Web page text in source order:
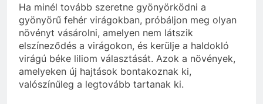
Ha minél tovább szeretne gyönyörködni a
gyönyörű fehér virágokban, próbáljon meg olyan
növényt vásárolni, amelyen nem látszik
elszíneződés a virágokon, és kerülje a haldokló
virágú béke liliom választását. Azok a növények,
amelyeken új hajtások bontakoznak ki,
valószínűleg a legtovább tartanak ki.